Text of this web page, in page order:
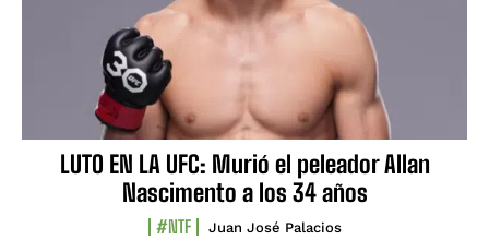
LUTO EN LA UFC: Murió el peleador Allan
Nascimento a los 34 años
#NTF Juan José Palacios